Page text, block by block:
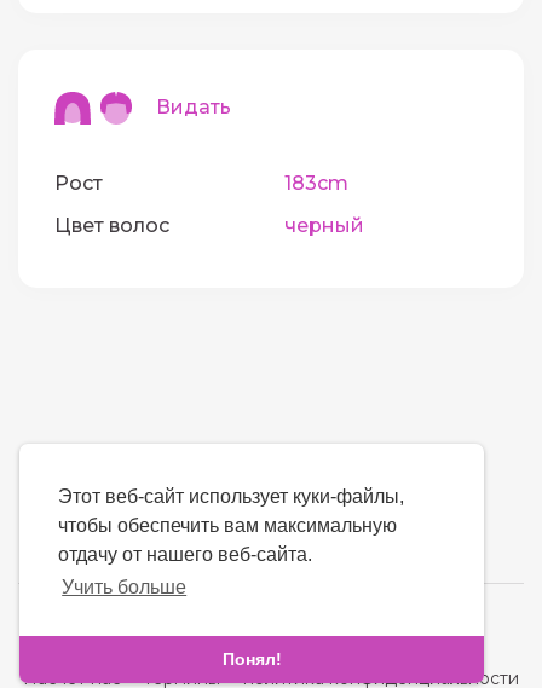
Этот веб-сайт использует куки-файлы,
чтобы обеспечить вам максимальную
отдачу от нашего веб-сайта.
Учить больше
Понял!
Видать
Рост
183cm
Цвет волос
черный
Насчет нас-термины-политика конфиденциальности